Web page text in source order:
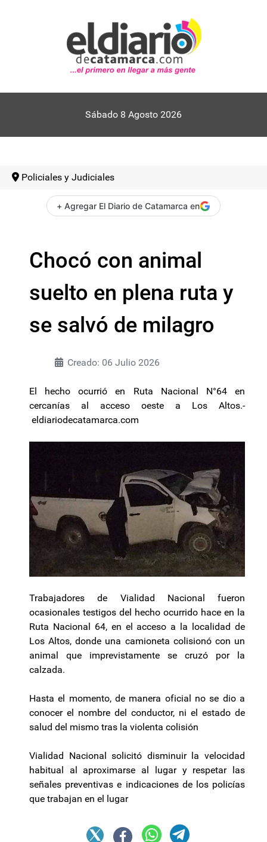
Sábado 8 Agosto 2026
Policiales y Judiciales
+ Agregar El Diario de Catamarca en
Chocó con animal
suelto en plena ruta y
se salvó de milagro
Creado: 06 Julio 2026
El hecho ocurrió en Ruta Nacional N°64 en
cercanías al acceso oeste a Los Altos.-
eldiariodecatamarca.com
Trabajadores de Vialidad Nacional fueron
ocasionales testigos del hecho ocurrido hace en la
Ruta Nacional 64, en el acceso a la localidad de
Los Altos, donde una camioneta colisionó con un
animal que imprevistamente se cruzó por la
calzada.
Hasta el momento, de manera oficial no se dio a
conocer el nombre del conductor, ni el estado de
salud del mismo tras la violenta colisión
Vialidad Nacional solicitó disminuir la velocidad
habitual al aproximarse al lugar y respetar las
señales preventivas e indicaciones de los policías
que trabajan en el lugar